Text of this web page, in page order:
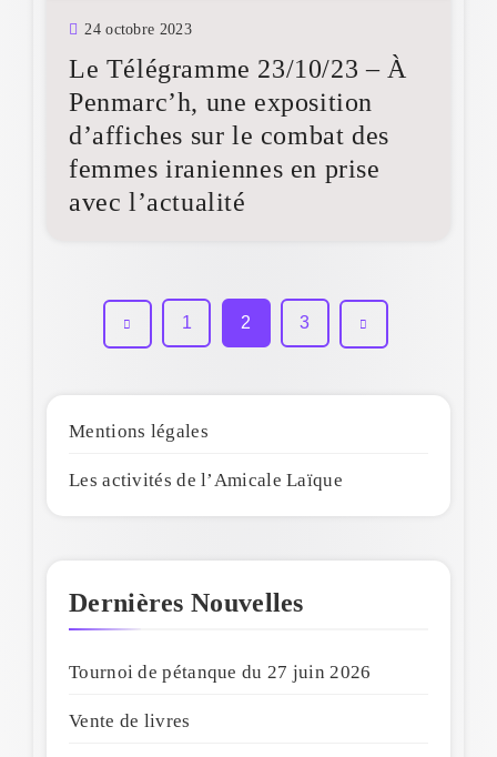
24 octobre 2023
Le Télégramme 23/10/23 – À
Penmarc’h, une exposition
d’affiches sur le combat des
femmes iraniennes en prise
avec l’actualité
1 2 3
Mentions légales
Les activités de l’Amicale Laïque
Dernières Nouvelles
Tournoi de pétanque du 27 juin 2026
Vente de livres